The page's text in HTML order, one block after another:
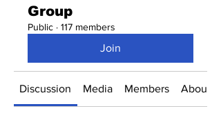
Group
Public · 117 members
Join
Discussion Media Members About